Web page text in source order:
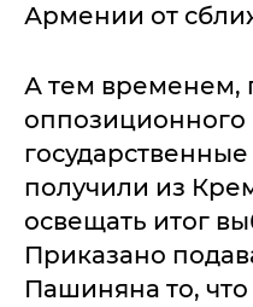
Армении от
А тем временем,
оппозиционного
получили из
освещать итог
Приказано
Пашиняна то, что